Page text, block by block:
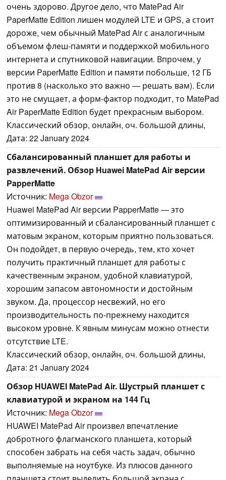
очень здорово. Другое дело, что MatePad Air
PaperMatte Edition лишен модулей LTE и GPS, а стоит
дороже, чем обычный MatePad Air с аналогичным
объемом флеш-памяти и поддержкой мобильного
интернета и спутниковой навигации. Впрочем, у
версии PaperMatte Edition и памяти побольше, 12 ГБ
против 8 (насколько это важно — решать вам). Если
это не смущает, а форм-фактор подходит, то MatePad
Air PaperMatte Edition будет прекрасным выбором.
Классический обзор, онлайн, оч. большой длины,
Дата: 22 January 2024
Сбалансированный планшет для работы и
развлечений. Обзор Huawei MatePad Air версии
PapperMatte
Источник: Mega Obzor
Huawei MatePad Air версии PapperMatte — это
оптимизированный и сбалансированный планшет с
матовым экраном, которым приятно пользоваться.
Он подойдет, в первую очередь, тем, кто хочет
получить практичный планшет для работы с
качественным экраном, удобной клавиатурой,
хорошим запасом автономности и достойным
звуком. Да, процессор несвежий, но его
производительность по-прежнему находится
высоком уровне. К явным минусам можно отнести
отсутствие LTE.
Классический обзор, онлайн, оч. большой длины,
Дата: 21 January 2024
Обзор HUAWEI MatePad Air. Шустрый планшет с
клавиатурой и экраном на 144 Гц
Источник: Mega Obzor
HUAWEI MatePad Air произвел впечатление
добротного флагманского планшета, который
способен забрать на себя часть задач, обычно
выполняемые на ноутбуке. Из плюсов данного